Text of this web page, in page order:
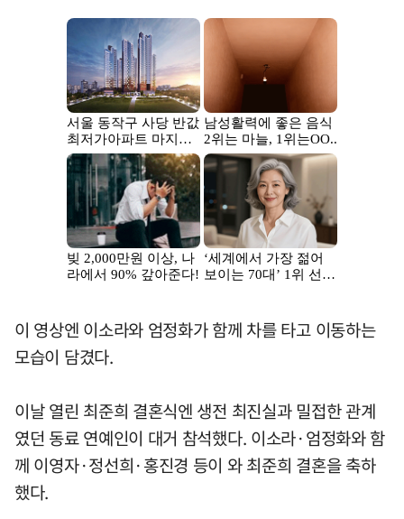
이 영상엔 이소라와 엄정화가 함께 차를 타고 이동하는
모습이 담겼다.
이날 열린 최준희 결혼식엔 생전 최진실과 밀접한 관계
였던 동료 연예인이 대거 참석했다. 이소라·엄정화와 함
께 이영자·정선희·홍진경 등이 와 최준희 결혼을 축하
했다.